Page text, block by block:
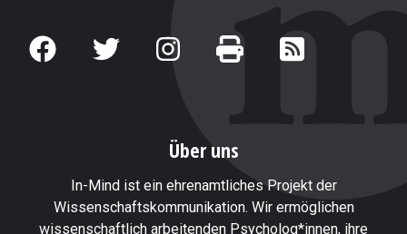
Über uns
In-Mind ist ein ehrenamtliches Projekt der
Wissenschaftskommunikation. Wir ermöglichen
wissenschaftlich arbeitenden Psycholog*innen, ihre